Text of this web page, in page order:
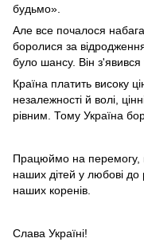
будьмо».
Але все почалося
боролися за
було шансу. Він з'явився
Країна платить високу
незалежності й волі,
рівним. Тому Україна
Працюймо на перемогу,
наших дітей у любові до
наших коренів.
Слава Україні!